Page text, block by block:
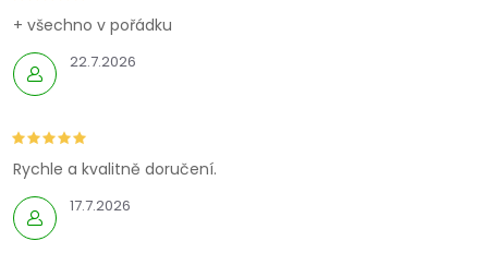
22.7.2026
+ všechno v pořádku
17.7.2026
Rychle a kvalitně doručení.